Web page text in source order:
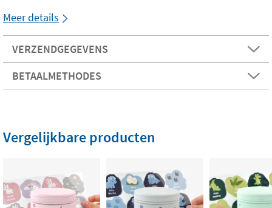
Meer details
VERZENDGEGEVENS
BETAALMETHODES
Vergelijkbare producten